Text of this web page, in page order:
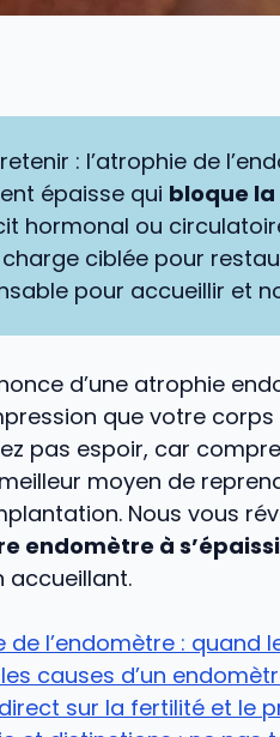
: l’atrophie de
épaisse qui bloque
hormonal ou
ciblée pour
pour accueillir et
d’une atrophie
que votre
pas espoir, car
moyen de
Nous vous
endomètre à
accueillant.
de l’endomètre : quand
causes d’un
sur la fertilité et le